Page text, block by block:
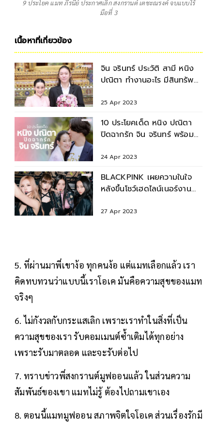
9 ประโยค แมท ภีรนีย์ ประกาศเลิก สงกรานต์ เตชะณรงค์ จบแบบไร้
มือที่ 3
เนื้อหาที่เกี่ยวข้อง
จิน จรินทร์ ประวัติ สามี หนิง
ปณิตา ทำงานอะไร มีสินทรัพย์
25 Apr 2023
10 ประโยคเด็ด หนิง ปณิตา
ปิดฉากรัก จิน จรินทร์ พร้อม
24 Apr 2023
BLACKPINK เผยความในใจ
หลังขึ้นโชว์เฮดไลน์เนอร์งาน
27 Apr 2023
5. ที่ผ่านมาพี่เขาง้อ ทุกคนง้อ แต่แมทเลือกแล้ว เรา
คิดทบทวนว่าแบบนี้เราโอเค มันคือความสุขของแมท
จริงๆ
6. ไม่กังวลกับกระแสเลิก เพราะเราทำในสิ่งที่เป็น
ความสุขของเรา รับคอมเมนต์ซ้ำเติมได้ทุกอย่าง
เพราะรับมาตลอด และจะรับต่อไป
7. ทราบข่าวพี่สงกรานต์มูฟออนแล้ว ในส่วนความ
สัมพันธ์ของเขา แมทไม่รู้ ต้องไปถามเขาเอง
8. ตอนนี้แมทมูฟออน สภาพจิตใจโอเค ส่วนเรื่องรักมี